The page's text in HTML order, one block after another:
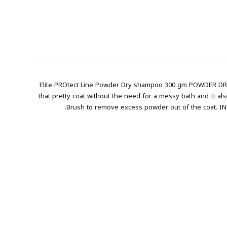
Elite PROtect Line Powder Dry shampoo 300 gm
that pretty coat without the need for a messy bath and It
Brush to remove excess powder out of the coat.